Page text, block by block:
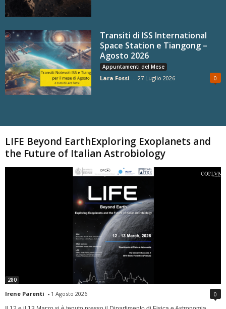
Transiti di ISS International
Space Station e Tiangong –
Agosto 2026
Appuntamenti del Mese
Lara Fossi - 27 Luglio 2026 0
LIFE Beyond EarthExploring Exoplanets and
the Future of Italian Astrobiology
280
Irene Parenti - 1 Agosto 2026 0